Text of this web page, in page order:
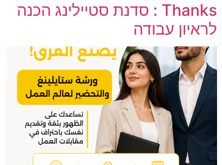
Thanks : סדנת סטיילינג הכנה
לראיון עבודה